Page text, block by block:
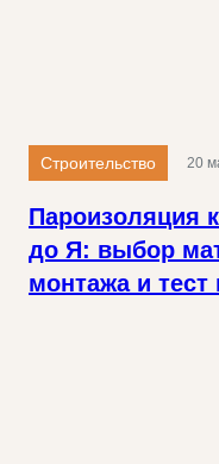
Строительство
Пароизоляция
до Я: выбор
монтажа и тест
20